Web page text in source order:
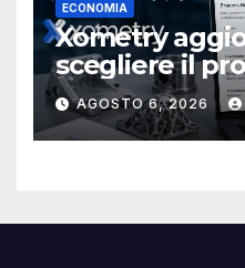
ECONOMIA
Xometry
scegliere il
produttivo
AGOSTO 6, 2026